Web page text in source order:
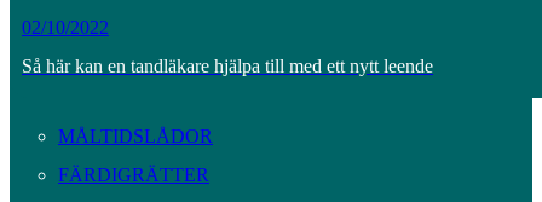
02/10/2022
Så här kan en tandläkare hjälpa till med ett nytt leende
MÅLTIDSLÅDOR
FÄRDIGRÄTTER